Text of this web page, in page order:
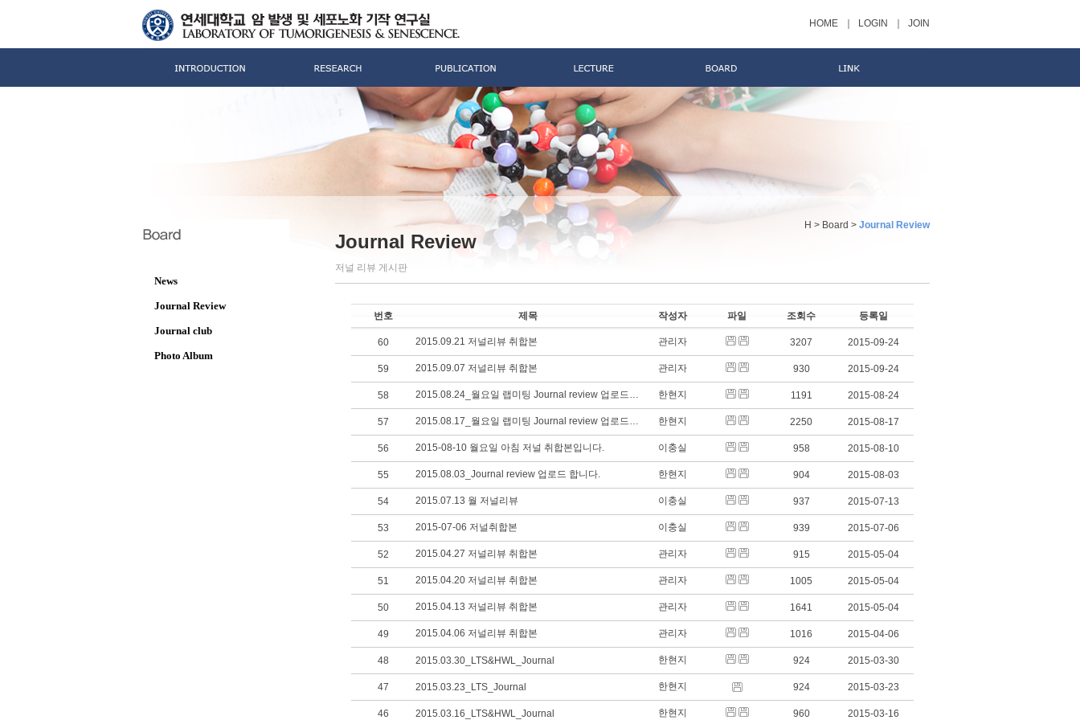
HOME LOGIN JOIN
News
Journal Review
Journal club
Photo Album
H > Board > Journal Review
Journal Review
저널 리뷰 게시판
번호 제목 작성자 파일 조회수 등록일
60 2015.09.21 저널리뷰 취합본 관리자 3207 2015-09-24
59 2015.09.07 저널리뷰 취합본 관리자 930 2015-09-24
58 2015.08.24_월요일 랩미팅 Journal review 업로드 합니다. 한현지 1191 2015-08-24
57 2015.08.17_월요일 랩미팅 Journal review 업로드 합니다. 한현지 2250 2015-08-17
56 2015-08-10 월요일 아침 저널 취합본입니다. 이충실 958 2015-08-10
55 2015.08.03_Journal review 업로드 합니다. 한현지 904 2015-08-03
54 2015.07.13 월 저널리뷰 이충실 937 2015-07-13
53 2015-07-06 저널취합본 이충실 939 2015-07-06
52 2015.04.27 저널리뷰 취합본 관리자 915 2015-05-04
51 2015.04.20 저널리뷰 취합본 관리자 1005 2015-05-04
50 2015.04.13 저널리뷰 취합본 관리자 1641 2015-05-04
49 2015.04.06 저널리뷰 취합본 관리자 1016 2015-04-06
48 2015.03.30_LTS&HWL_Journal 한현지 924 2015-03-30
47 2015.03.23_LTS_Journal 한현지 924 2015-03-23
46 2015.03.16_LTS&HWL_Journal 한현지 960 2015-03-16